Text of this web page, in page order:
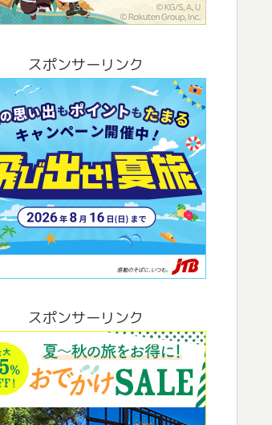
スポンサーリンク
スポンサーリンク